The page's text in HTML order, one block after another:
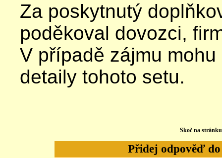
Za poskytnutý
poděkoval dovozci,
V případě zájmu
detaily tohoto setu.
Skoč na
Přidej odpověď